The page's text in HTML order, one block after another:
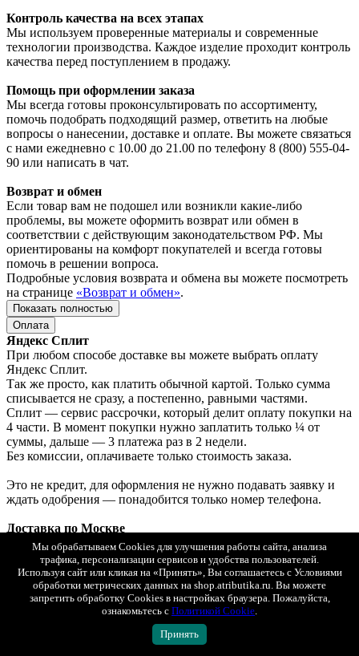
Контроль качества на всех этапах
Мы используем проверенные материалы и современные
технологии производства. Каждое изделие проходит контроль
качества перед поступлением в продажу.
Помощь при оформлении заказа
Мы всегда готовы проконсультировать по ассортименту,
помочь подобрать подходящий размер, ответить на любые
вопросы о нанесении, доставке и оплате. Вы можете связаться
с нами ежедневно с 10.00 до 21.00 по телефону 8 (800) 555-04-
90 или написать в чат.
Возврат и обмен
Если товар вам не подошел или возникли какие-либо
проблемы, вы можете оформить возврат или обмен в
соответствии с действующим законодательством РФ. Мы
ориентированы на комфорт покупателей и всегда готовы
помочь в решении вопроса.
Подробные условия возврата и обмена вы можете посмотреть
на странице «Возврат и обмен».
Показать полностью
Оплата
Яндекс Сплит
При любом способе доставке вы можете выбрать оплату
Яндекс Сплит.
Так же просто, как платить обычной картой. Только сумма
списывается не сразу, а постепенно, равными частями.
Сплит — сервис рассрочки, который делит оплату покупки на
4 части. В момент покупки нужно заплатить только ¼ от
суммы, дальше — 3 платежа раз в 2 недели.
Без комиссии, оплачиваете только стоимость заказа.
Это не кредит, для оформления не нужно подавать заявку и
ждать одобрения — понадобится только номер телефона.
Доставка по Москве
Оплата: онлайн, картой или наличными при получении.
Доставка в регионы (по всей России)
1. СДЭК (ПВЗ или курьером) с возможностью примерки.
Оплата: онлайн, картой или наличными при получении.
2. Почта России (первый класс).
Мы обрабатываем Cookies для улучшения работы сайта, анализа
трафика, персонализации сервисов и удобства пользователей.
Используя сайт или кликая на «Принять», Вы соглашаетесь с Условиями
обработки метрических данных на shop.atributika.ru. Вы можете
запретить обработку Cookies в настройках браузера. Пожалуйста,
ознакомьтесь с Политикой Cookie.
Принять